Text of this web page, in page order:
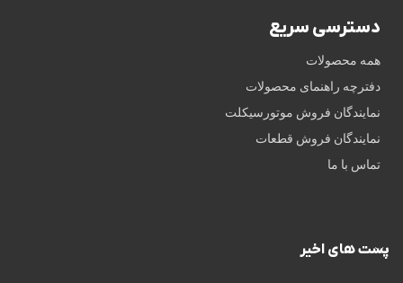
دسترسی سریع
همه محصولات
دفترچه راهنمای محصولات
نمایندگان فروش موتورسیکلت
نمایندگان فروش قطعات
تماس با ما
پست های اخیر